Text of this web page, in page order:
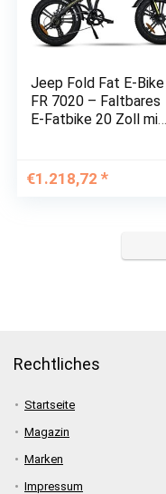
Jeep Fold Fat E-Bike
FR 7020 – Faltbares
E-Fatbike 20 Zoll mit
Federgabel – 250W
Heckmotor –
€1.218,72
Rechtliches
Startseite
Magazin
Marken
Impressum